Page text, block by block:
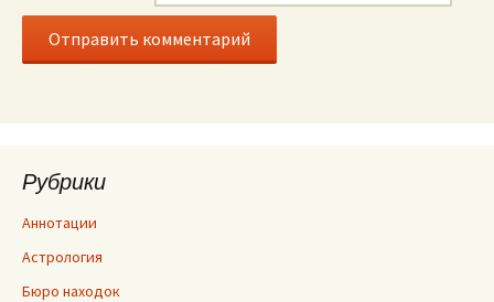
Рубрики
Аннотации
Астрология
Бюро находок